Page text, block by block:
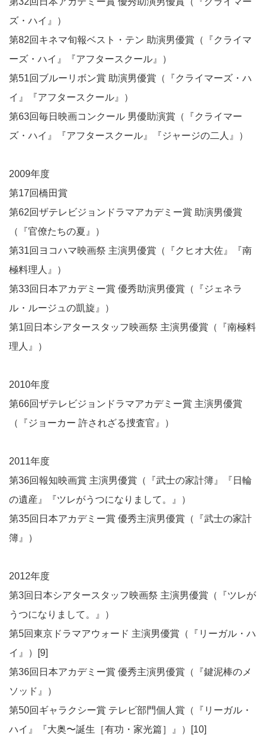
ズ・ハイ』）
第82回キネマ旬報ベスト・テン 助演男優賞（『クライマ
ーズ・ハイ』『アフタースクール』）
第51回ブルーリボン賞 助演男優賞（『クライマーズ・ハ
イ』『アフタースクール』）
第63回毎日映画コンクール 男優助演賞（『クライマー
ズ・ハイ』『アフタースクール』『ジャージの二人』）
2009年度
第17回橋田賞
第62回ザテレビジョンドラマアカデミー賞 助演男優賞
（『官僚たちの夏』）
第31回ヨコハマ映画祭 主演男優賞（『クヒオ大佐』『南
極料理人』）
第33回日本アカデミー賞 優秀助演男優賞（『ジェネラ
ル・ルージュの凱旋』）
第1回日本シアタースタッフ映画祭 主演男優賞（『南極料
理人』）
2010年度
第66回ザテレビジョンドラマアカデミー賞 主演男優賞
（『ジョーカー 許されざる捜査官』）
2011年度
第36回報知映画賞 主演男優賞（『武士の家計簿』『日輪
の遺産』『ツレがうつになりまして。』）
第35回日本アカデミー賞 優秀主演男優賞（『武士の家計
簿』）
2012年度
第3回日本シアタースタッフ映画祭 主演男優賞（『ツレが
うつになりまして。』）
第5回東京ドラマアウォード 主演男優賞（『リーガル・ハ
イ』）[9]
第36回日本アカデミー賞 優秀主演男優賞（『鍵泥棒のメ
ソッド』）
第50回ギャラクシー賞 テレビ部門個人賞（『リーガル・
ハイ』『大奥〜誕生［有功・家光篇］』）[10]